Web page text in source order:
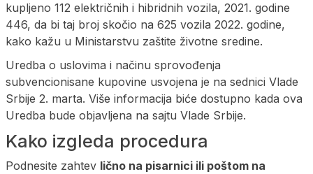
kupljeno 112 električnih i hibridnih vozila, 2021. godine
446, da bi taj broj skočio na 625 vozila 2022. godine,
kako kažu u Ministarstvu zaštite životne sredine.
Uredba o uslovima i načinu sprovođenja
subvencionisane kupovine usvojena je na sednici Vlade
Srbije 2. marta. Više informacija biće dostupno kada ova
Uredba bude objavljena na sajtu Vlade Srbije.
Kako izgleda procedura
Podnesite zahtev lično na pisarnici ili poštom na